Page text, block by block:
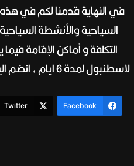
في النهاية قدمنا لكم في
السياحية والأنشطة
التكلفة و أماكن الإقامة
لاسطنبول لمدة 6 ايام ، انضم الينا لمعرفة المزيد من التفاصيل.
Facebook
Twitter